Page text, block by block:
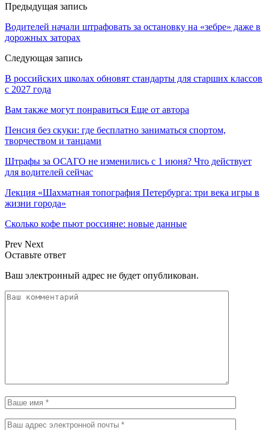
Предыдущая запись
Водителей начали штрафовать за остановку на «зебре» даже в
дорожных заторах
Следующая запись
В российских школах обновят стандарты для старших классов
с 2027 года
Вам также могут понравиться Еще от автора
Пенсия без скуки: где бесплатно заниматься спортом,
творчеством и танцами
Штрафы за ОСАГО не изменились с 1 июня? Что действует
для водителей сейчас
Лекция «Шахматная топография Петербурга: три века игры в
жизни города»
Сколько кофе пьют россияне: новые данные
Prev Next
Оставьте ответ
Ваш электронный адрес не будет опубликован.